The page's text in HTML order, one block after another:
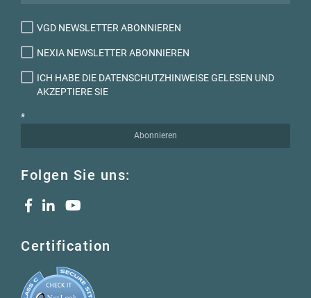
VGD NEWSLETTER ABONNIEREN
NEXIA NEWSLETTER ABONNIEREN
ICH HABE DIE DATENSCHUTZHINWEISE GELESEN UND
AKZEPTIERE SIE
*
Abonnieren
Folgen Sie uns:
Certification